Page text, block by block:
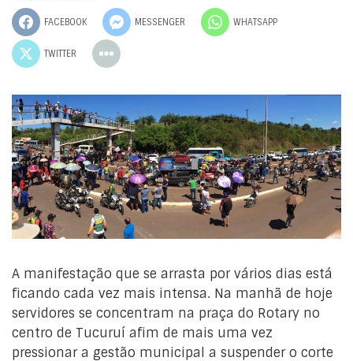
FACEBOOK MESSENGER WHATSAPP
TWITTER
A manifestação que se arrasta por vários dias está
ficando cada vez mais intensa. Na manhã de hoje
servidores se concentram na praça do Rotary no
centro de Tucuruí afim de mais uma vez
pressionar a gestão municipal a suspender o corte